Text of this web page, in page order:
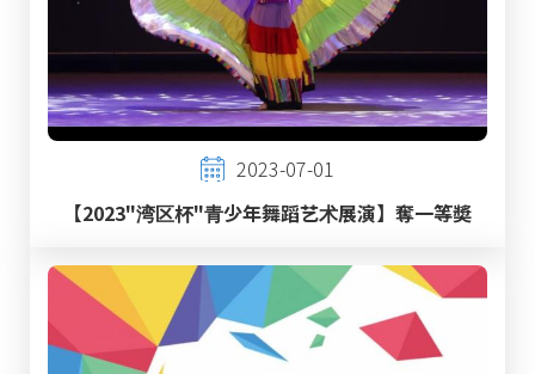
2023-07-01
【2023"湾区杯"⻘少年舞蹈艺术展演】奪一等奬